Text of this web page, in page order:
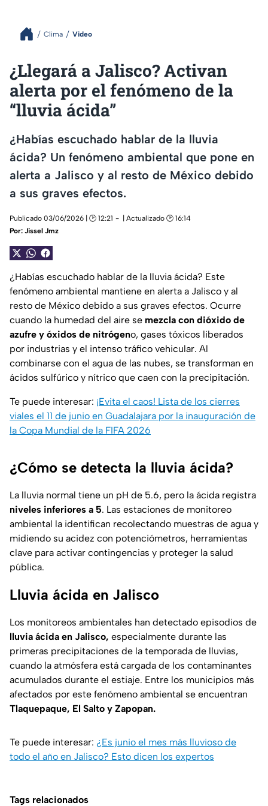
Clima Video
¿Llegará a Jalisco? Activan
alerta por el fenómeno de la
“lluvia ácida”
¿Habías escuchado hablar de la lluvia
ácida? Un fenómeno ambiental que pone en
alerta a Jalisco y al resto de México debido
a sus graves efectos.
Publicado 03/06/2026 | 🕑 12:21
| Actualizado 🕑 16:14
Por: Jissel Jmz
¿Habías escuchado hablar de la lluvia ácida? Este
fenómeno ambiental mantiene en alerta a Jalisco y al
resto de México debido a sus graves efectos. Ocurre
cuando la humedad del aire se mezcla con dióxido de
azufre y óxidos de nitrógeno, gases tóxicos liberados
por industrias y el intenso tráfico vehicular. Al
combinarse con el agua de las nubes, se transforman en
ácidos sulfúrico y nítrico que caen con la precipitación.
Te puede interesar: ¡Evita el caos! Lista de los cierres
viales el 11 de junio en Guadalajara por la inauguración de
la Copa Mundial de la FIFA 2026
¿Cómo se detecta la lluvia ácida?
La lluvia normal tiene un pH de 5.6, pero la ácida registra
niveles inferiores a 5. Las estaciones de monitoreo
ambiental la identifican recolectando muestras de agua y
midiendo su acidez con potenciómetros, herramientas
clave para activar contingencias y proteger la salud
pública.
Lluvia ácida en Jalisco
Los monitoreos ambientales han detectado episodios de
lluvia ácida en Jalisco, especialmente durante las
primeras precipitaciones de la temporada de lluvias,
cuando la atmósfera está cargada de los contaminantes
acumulados durante el estiaje. Entre los municipios más
afectados por este fenómeno ambiental se encuentran
Tlaquepaque, El Salto y Zapopan.
Te puede interesar: ¿Es junio el mes más lluvioso de
todo el año en Jalisco? Esto dicen los expertos
Tags relacionados